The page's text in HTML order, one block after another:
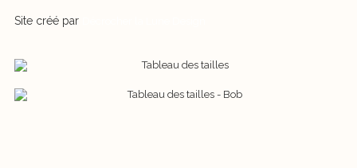
Site créé par